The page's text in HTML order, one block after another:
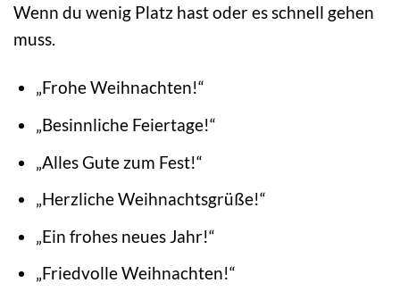
Wenn du wenig Platz hast oder es schnell gehen
muss.
„Frohe Weihnachten!“
„Besinnliche Feiertage!“
„Alles Gute zum Fest!“
„Herzliche Weihnachtsgrüße!“
„Ein frohes neues Jahr!“
„Friedvolle Weihnachten!“